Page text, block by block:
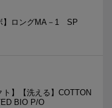
】ロングMA－1 SP
ト】【洗える】COTTON
BIO P/O